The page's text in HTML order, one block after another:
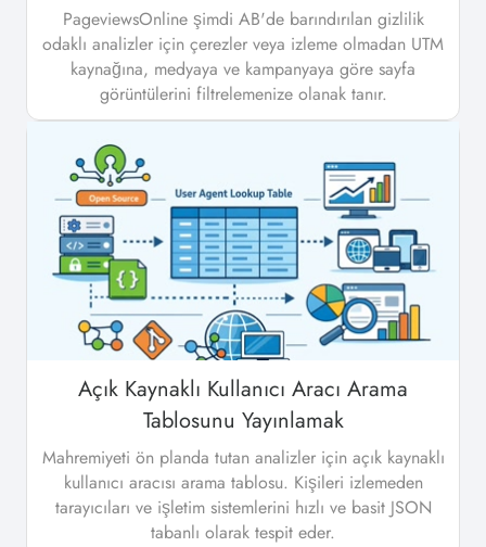
PageviewsOnline şimdi AB'de barındırılan gizlilik
odaklı analizler için çerezler veya izleme olmadan UTM
kaynağına, medyaya ve kampanyaya göre sayfa
görüntülerini filtrelemenize olanak tanır.
Açık Kaynaklı Kullanıcı Aracı Arama
Tablosunu Yayınlamak
Mahremiyeti ön planda tutan analizler için açık kaynaklı
kullanıcı aracısı arama tablosu. Kişileri izlemeden
tarayıcıları ve işletim sistemlerini hızlı ve basit JSON
tabanlı olarak tespit eder.